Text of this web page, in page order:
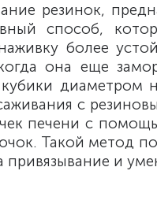
резинок,
способ,
более
она еще
диаметром
с
печени с
Такой метод
привязывание и